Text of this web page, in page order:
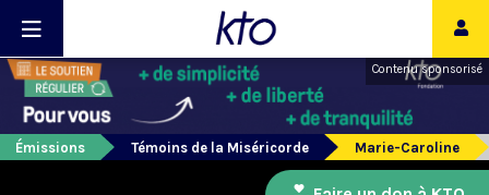
Contenu sponsorisé
Émissions Témoins de la Miséricorde Marie-Caroline